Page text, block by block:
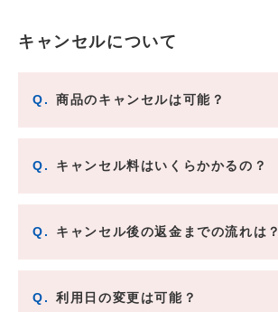
キャンセルについて
Q. 商品のキャンセルは可能？
Q. キャンセル料はいくらかかるの？
Q. キャンセル後の返金までの流れは？
Q. 利用日の変更は可能？